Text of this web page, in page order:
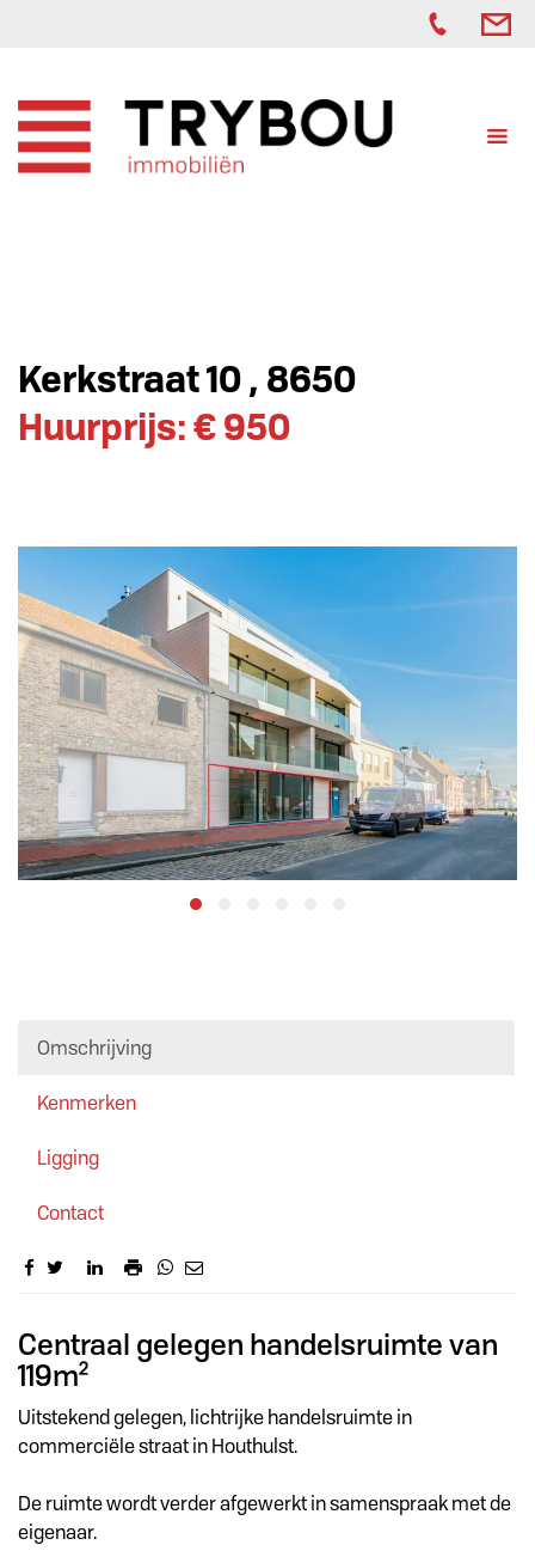
Kerkstraat 10 , 8650
Huurprijs: € 950
Omschrijving
Kenmerken
Ligging
Contact
Omschrijving
Centraal gelegen handelsruimte van
119m²
Uitstekend gelegen, lichtrijke handelsruimte in
commerciële straat in Houthulst.
De ruimte wordt verder afgewerkt in samenspraak met de
eigenaar.